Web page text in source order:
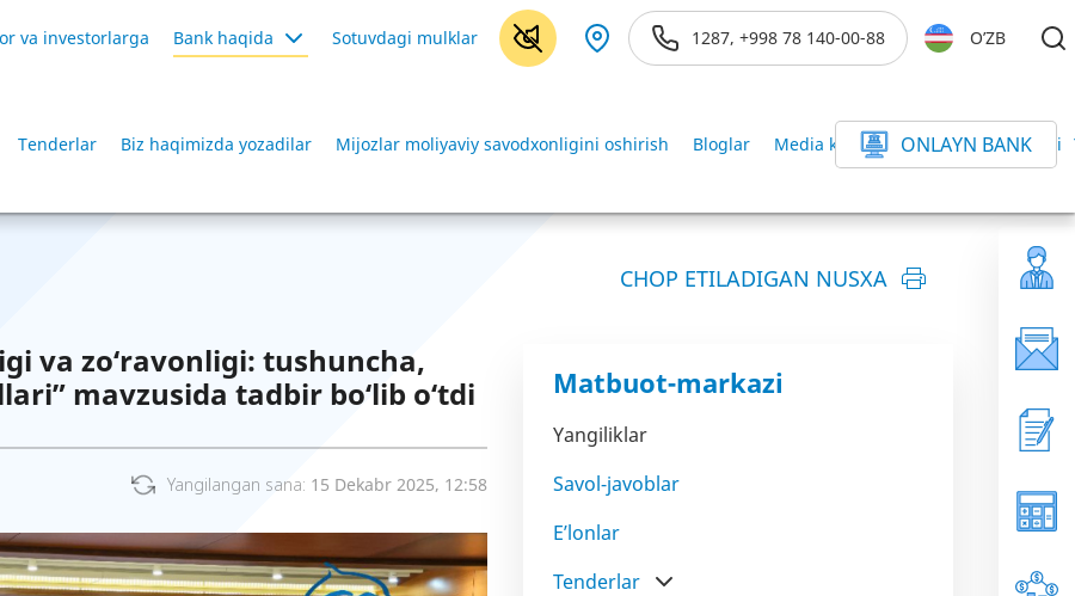
va investorlarga Bank haqida Sotuvdagi mulklar 1287, +998 78 140-00-88 O’ZB
Tenderlar Biz haqimizda yozadilar Mijozlar moliyaviy savodxonligini oshirish Bloglar Media kutubxona Axborot xizmati
ONLAYN BANK
CHOP ETILADIGAN NUSXA
va zo‘ravonligi: tushuncha,
mavzusida tadbir bo‘lib o‘tdi
Yangilangan sana: 15 Dekabr 2025, 12:58
Matbuot-markazi
Yangiliklar
Savol-javoblar
E’lonlar
Tenderlar